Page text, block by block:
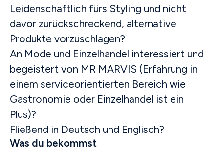
Leidenschaftlich fürs Styling und nicht
davor zurückschreckend, alternative
Produkte vorzuschlagen?
An Mode und Einzelhandel interessiert und
begeistert von MR MARVIS (Erfahrung in
einem serviceorientierten Bereich wie
Gastronomie oder Einzelhandel ist ein
Plus)?
Fließend in Deutsch und Englisch?
Was du bekommst